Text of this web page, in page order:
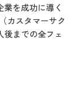
を成功に導く
カスタマーサク
までの全フェ